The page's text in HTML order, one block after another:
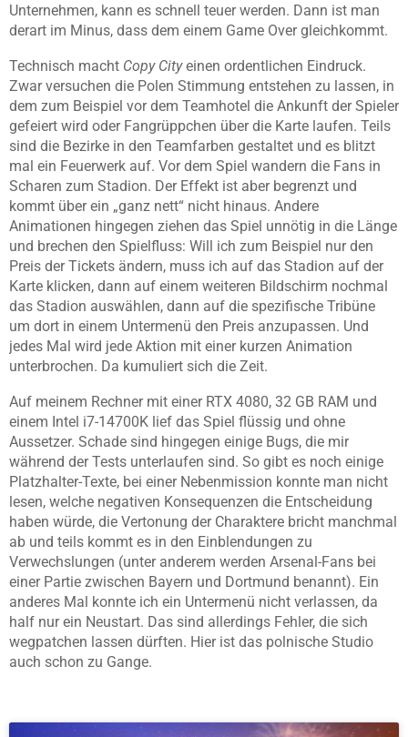
Unternehmen, kann es schnell teuer werden. Dann ist man
derart im Minus, dass dem einem Game Over gleichkommt.
Technisch macht Copy Cityeinen ordentlichen Eindruck.
Zwar versuchen die Polen Stimmung entstehen zu lassen, in
dem zum Beispiel vor dem Teamhotel die Ankunft der Spieler
gefeiert wird oder Fangrüppchen über die Karte laufen. Teils
sind die Bezirke in den Teamfarben gestaltet und es blitzt
mal ein Feuerwerk auf. Vor dem Spiel wandern die Fans in
Scharen zum Stadion. Der Effekt ist aber begrenzt und
kommt über ein „ganz nett“ nicht hinaus. Andere
Animationen hingegen ziehen das Spiel unnötig in die Länge
und brechen den Spielfluss: Will ich zum Beispiel nur den
Preis der Tickets ändern, muss ich auf das Stadion auf der
Karte klicken, dann auf einem weiteren Bildschirm nochmal
das Stadion auswählen, dann auf die spezifische Tribüne
um dort in einem Untermenü den Preis anzupassen. Und
jedes Mal wird jede Aktion mit einer kurzen Animation
unterbrochen. Da kumuliert sich die Zeit.
Auf meinem Rechner mit einer RTX 4080, 32 GB RAM und
einem Intel i7-14700K lief das Spiel flüssig und ohne
Aussetzer. Schade sind hingegen einige Bugs, die mir
während der Tests unterlaufen sind. So gibt es noch einige
Platzhalter-Texte, bei einer Nebenmission konnte man nicht
lesen, welche negativen Konsequenzen die Entscheidung
haben würde, die Vertonung der Charaktere bricht manchmal
ab und teils kommt es in den Einblendungen zu
Verwechslungen (unter anderem werden Arsenal-Fans bei
einer Partie zwischen Bayern und Dortmund benannt). Ein
anderes Mal konnte ich ein Untermenü nicht verlassen, da
half nur ein Neustart. Das sind allerdings Fehler, die sich
wegpatchen lassen dürften. Hier ist das polnische Studio
auch schon zu Gange.